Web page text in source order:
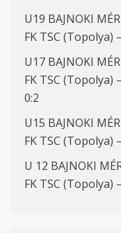
U19 BAJNOKI
FK TSC (Topolya)
U17 BAJNOKI
FK TSC (Topolya)
0:2
U15 BAJNOKI
FK TSC (Topolya)
U 12 BAJNOKI
FK TSC (Topolya)